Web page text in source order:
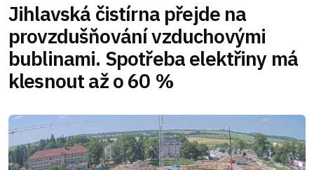
Jihlavská čistírna přejde na
provzdušňování vzduchovými
bublinami. Spotřeba elektřiny má
klesnout až o 60 %